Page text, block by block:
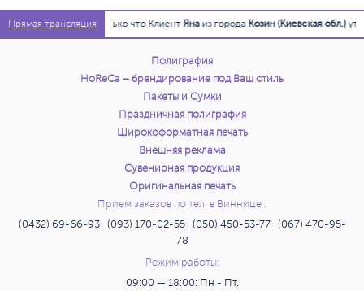
Прямая трансляция
15:58:54 Только что КлиентЯнаиз городаКозин (Киевская обл.)
Полиграфия
HoReCa – брендирование под Ваш стиль
Пакеты и Сумки
Праздничная полиграфия
Широкоформатная печать
Внешняя реклама
Сувенирная продукция
Оригинальная печать
Прием заказов по тел. в Виннице :
(0432) 69-66-93 (093) 170-02-55 (050) 450-53-77 (067) 470-95-
78
Режим работы:
09:00 — 18:00: Пн - Пт.